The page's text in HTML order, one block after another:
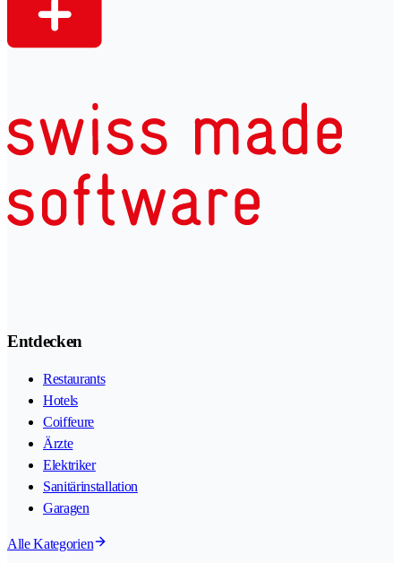
Entdecken
Restaurants
Hotels
Coiffeure
Ärzte
Elektriker
Sanitärinstallation
Garagen
Alle Kategorien